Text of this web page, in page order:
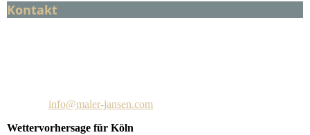
Kontakt
info@maler-jansen.com
Wettervorhersage für Köln